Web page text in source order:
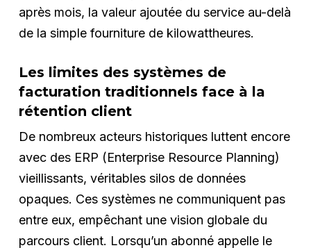
après mois, la valeur ajoutée du service au-delà
de la simple fourniture de kilowattheures.
Les limites des systèmes de
facturation traditionnels face à la
rétention client
De nombreux acteurs historiques luttent encore
avec des ERP (Enterprise Resource Planning)
vieillissants, véritables silos de données
opaques. Ces systèmes ne communiquent pas
entre eux, empêchant une vision globale du
parcours client. Lorsqu’un abonné appelle le